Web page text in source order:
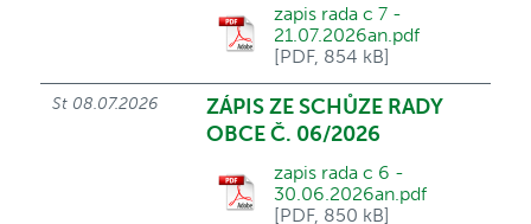
zapis rada c 7 -
21.07.2026an.pdf
[PDF, 854 kB]
St 08.07.2026
ZÁPIS ZE SCHŮZE RADY
OBCE Č. 06/2026
zapis rada c 6 -
30.06.2026an.pdf
[PDF, 850 kB]